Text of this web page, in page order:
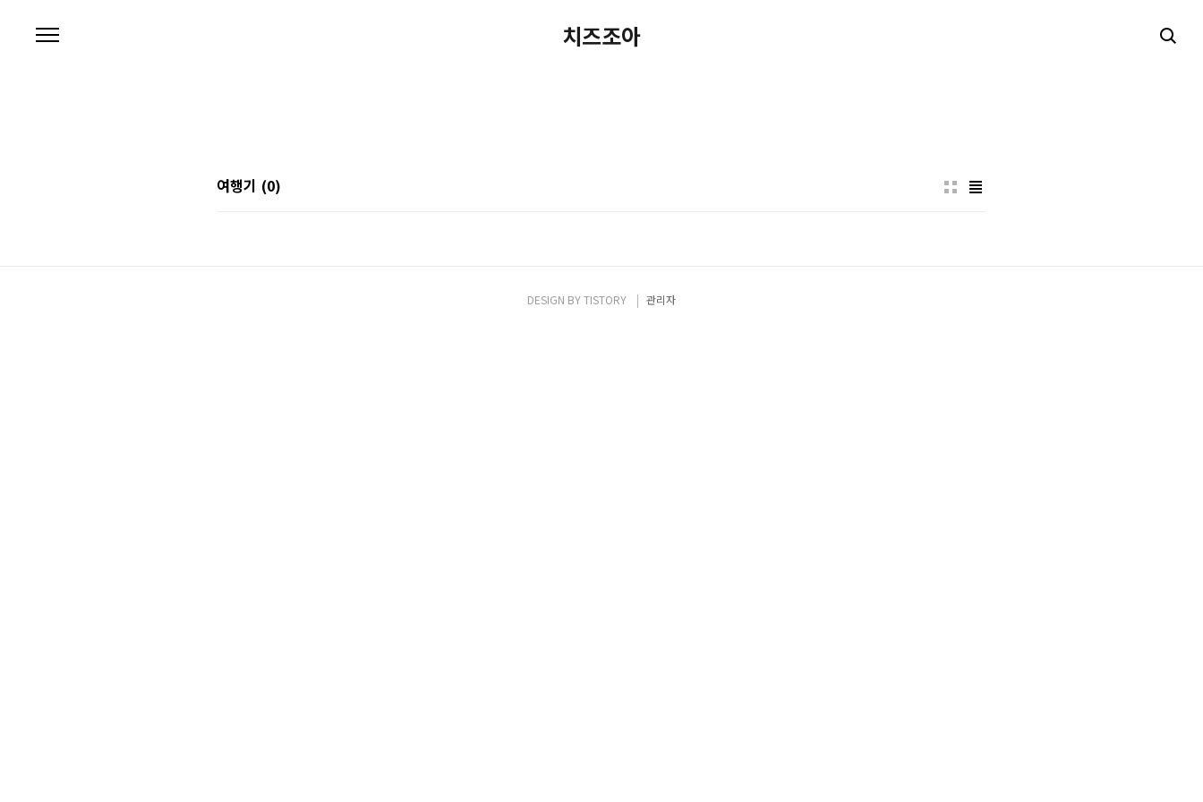
치즈조아
여행기 (0)
DESIGN BYTISTORY 관리자